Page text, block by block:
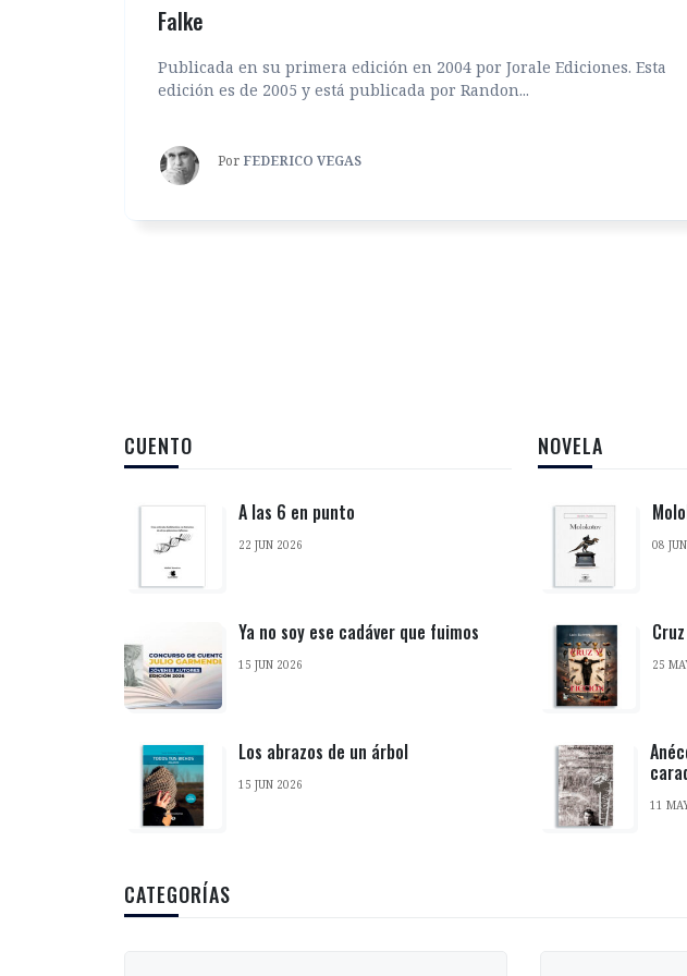
Falke
Publicada en su primera edición en 2004 por Jorale Ediciones. Esta
edición es de 2005 y está publicada por Randon...
Por FEDERICO VEGAS
CUENTO
A las 6 en punto
22 JUN 2026
Ya no soy ese cadáver que fuimos
15 JUN 2026
Los abrazos de un árbol
15 JUN 2026
NOVELA
08
25
11
CATEGORÍAS